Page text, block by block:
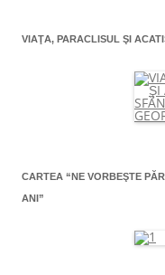
VIAŢA, PARACLISUL ŞI
CARTEA “NE VORBEŞTE
ANI”